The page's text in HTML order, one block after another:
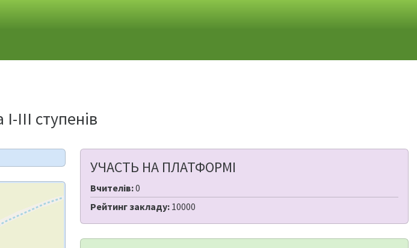
ступенів
УЧАСТЬ НА ПЛАТФОРМІ
Вчителів:0
Рейтинг закладу: 10000